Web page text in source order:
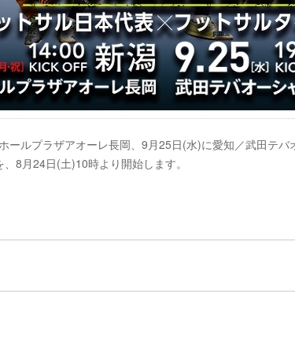
ールプラザアオーレ長岡、9月25日(水)に愛知／武田テ
8月24日(土)10時より開始します。